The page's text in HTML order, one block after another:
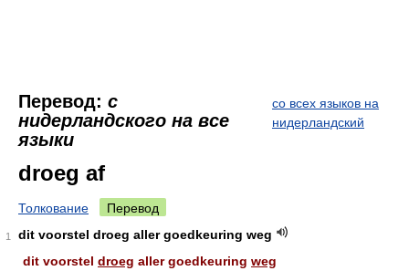
Перевод: с
нидерландского на все
языки
со всех языков на
нидерландский
droeg af
Толкование Перевод
1
dit voorstel droeg aller goedkeuring weg
dit voorstel droeg aller goedkeuring weg